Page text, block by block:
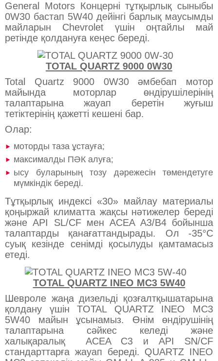
General Motors Концерні тұтқырлық сыныбы
0W30 бастап 5W40 дейінгі барлық маусымды
майларын Chevrolet үшін оңтайлы май
ретінде қолдануға кеңес береді.
TOTAL QUARTZ 9000 0W30
Total Quartz 9000 0W30 әмбебап мотор
майында моторлар өндірушілерінің
талаптарына жауап беретін жуғыш
тетіктерінің қажетті кешені бар.
Олар:
моторды таза ұстауға;
максималды ПӘК алуға;
ысу буларының тозу дәрежесін төмендетуге
мүмкіндік береді.
Тұтқырлық индексі «30» майлау материалы
қоңыржай климатта жақсы нәтижелер береді
және API SL/CF мен ACEA A3/B4 бойынша
талаптарды қанағаттандырады. Ол -35°С
суық кезінде сенімді қосылуды қамтамасыз
етеді.
TOTAL QUARTZ INEO MC3 5W40
Шевроле жаңа дизельді қозғалтқышатарына
қолдану үшін TOTAL QUARTZ INEO MC3
5W40 майын ұсынамыз. Өнім өндірушінің
талаптарына сәйкес келеді және
халықаралық ACEA C3 и API SN/CF
стандарттарға жауап береді. QUARTZ INEO